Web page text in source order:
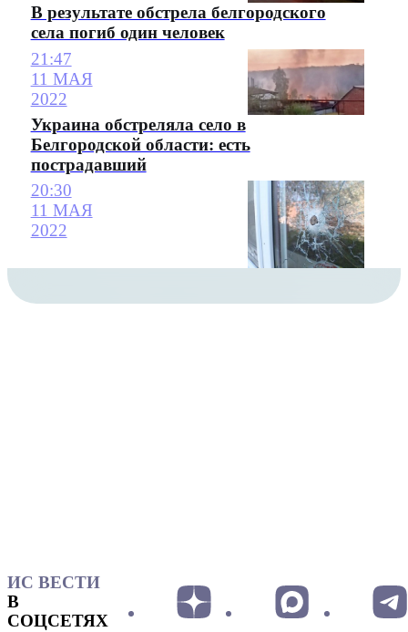
В результате обстрела белгородского
села погиб один человек
21:47
11 МАЯ
2022
Украина обстреляла село в
Белгородской области: есть
пострадавший
20:30
11 МАЯ
2022
ИС ВЕСТИ
В
СОЦСЕТЯХ